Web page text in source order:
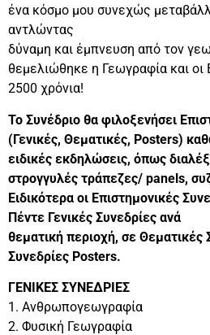
ένα κόσμο μου συνεχώς
αντλώντας
δύναμη και έμπνευση από τον
θεμελιώθηκε η Γεωγραφία και οι
2500 χρόνια!
Το Συνέδριο θα φιλοξενήσει
(Γενικές, Θεματικές, Posters)
ειδικές εκδηλώσεις, όπως
στρογγυλές τράπεζες/ panels,
Ειδικότερα οι Επιστημονικές
Πέντε Γενικές Συνεδρίες ανά
θεματική περιοχή, σε Θεματικές
Συνεδρίες Posters.
ΓΕΝΙΚΕΣ ΣΥΝΕΔΡΙΕΣ
1. Ανθρωπογεωγραφία
2. Φυσική Γεωγραφία